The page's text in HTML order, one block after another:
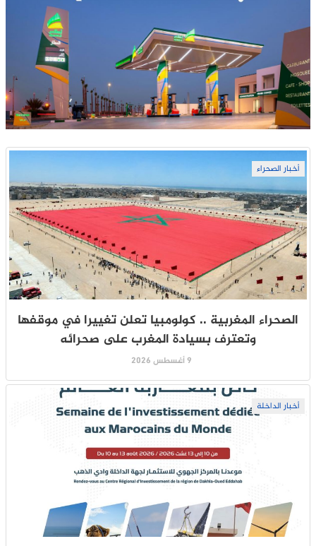
أخبار الصحراء
الصحراء المغربية .. كولومبيا تعلن تغييرا في موقفها
وتعترف بسيادة المغرب على صحرائه
9 أغسطس 2026
أخبار الداخلة